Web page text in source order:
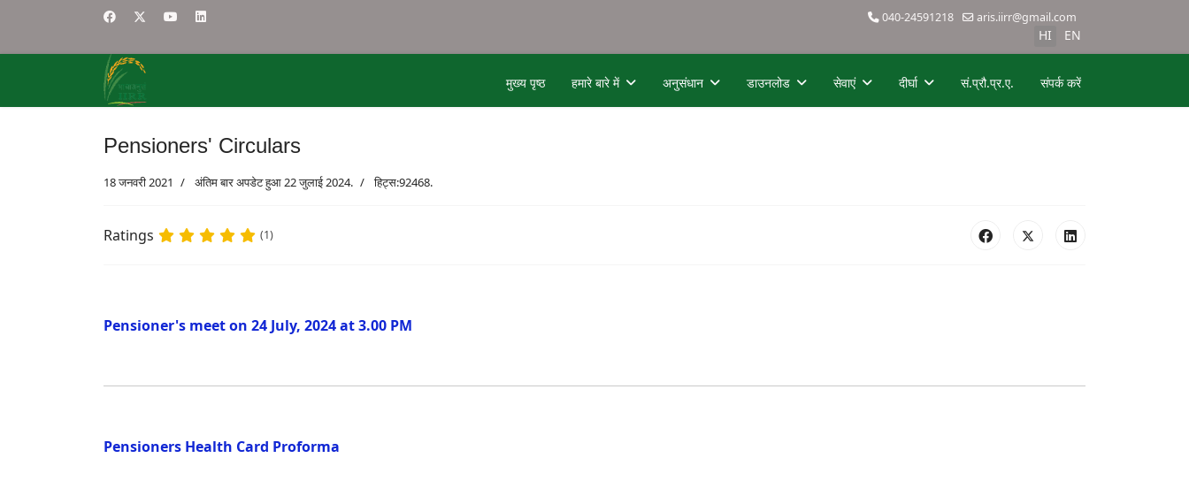
040-24591218 aris.iirr@gmail.com
HI EN
मुख्य पृष्ठ हमारे बारे में अनुसंधान डाउनलोड सेवाएं दीर्घा सं.प्रौ.प्र.ए. संपर्क करें
Pensioners' Circulars
18 जनवरी 2021 अंतिम बार अपडेट हुआ 22 जुलाई 2024. हिट्स:92468.
Ratings (1)
Pensioner's meet on 24 July, 2024 at 3.00 PM
Pensioners Health Card Proforma